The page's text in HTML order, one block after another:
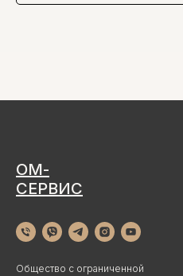
ОМ-
СЕРВИС
Общество с ограниченной